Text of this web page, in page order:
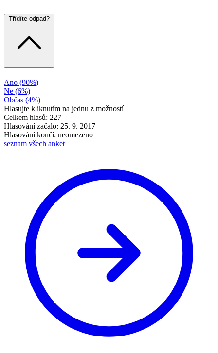
Třídíte odpad?
Ano (90%)
Ne (6%)
Občas (4%)
Hlasujte kliknutím na jednu z možností
Celkem hlasů: 227
Hlasování začalo: 25. 9. 2017
Hlasování končí: neomezeno
seznam všech anket